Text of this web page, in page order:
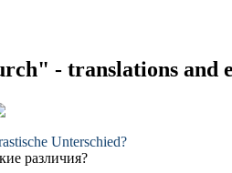
- translations and
Unterschied?
различия?